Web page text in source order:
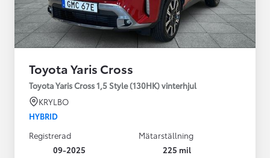
Toyota Yaris Cross
Toyota Yaris Cross 1,5 Style (130HK) vinterhjul
KRYLBO
HYBRID
Registrerad
09-2025
Mätarställning
225 mil